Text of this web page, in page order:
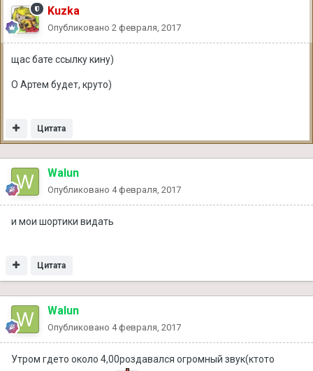
Kuzka
Опубликовано 2 февраля, 2017
щас бате ссылку кину)
О Артем будет, круто)
Цитата
Walun
Опубликовано 4 февраля, 2017
и мои шортики видать
Цитата
Walun
Опубликовано 4 февраля, 2017
Утром гдето около 4,00роздавался огромный звук(ктото